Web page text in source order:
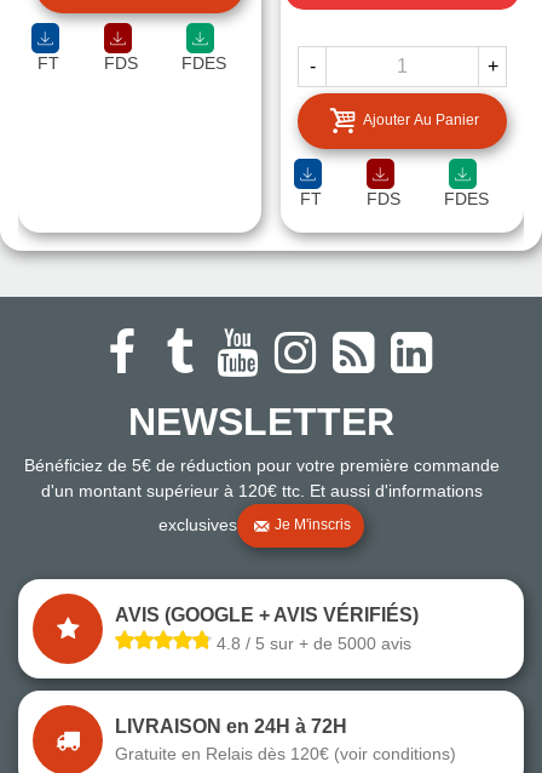
FT FDS FDES - +
Ajouter Au Panier
FT FDS FDES
NEWSLETTER
Bénéficiez de 5€ de réduction pour votre première commande
d'un montant supérieur à 120€ ttc. Et aussi d'informations
exclusives
Je M'inscris
AVIS (GOOGLE + AVIS VÉRIFIÉS)
4.8 / 5 sur + de 5000 avis
LIVRAISON en 24H à 72H
Gratuite en Relais dès 120€ (voir conditions)